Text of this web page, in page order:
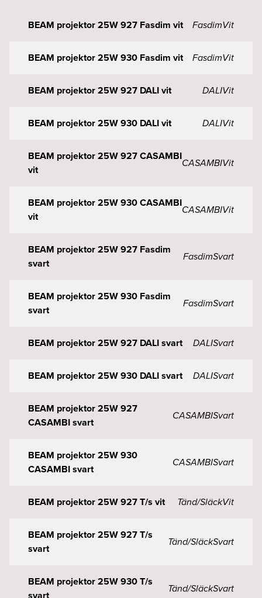
BEAM projektor 25W 927 Fasdim vit FasdimVit
BEAM projektor 25W 930 Fasdim vit FasdimVit
BEAM projektor 25W 927 DALI vit DALIVit
BEAM projektor 25W 930 DALI vit DALIVit
BEAM projektor 25W 927 CASAMBI
vit
CASAMBIVit
BEAM projektor 25W 930 CASAMBI
vit
CASAMBIVit
BEAM projektor 25W 927 Fasdim
svart
FasdimSvart
BEAM projektor 25W 930 Fasdim
svart
FasdimSvart
BEAM projektor 25W 927 DALI svart DALISvart
BEAM projektor 25W 930 DALI svart DALISvart
BEAM projektor 25W 927
CASAMBI svart
CASAMBISvart
BEAM projektor 25W 930
CASAMBI svart
CASAMBISvart
BEAM projektor 25W 927 T/s vit Tänd/SläckVit
BEAM projektor 25W 927 T/s
svart
Tänd/SläckSvart
BEAM projektor 25W 930 T/s
Tänd/SläckSvart